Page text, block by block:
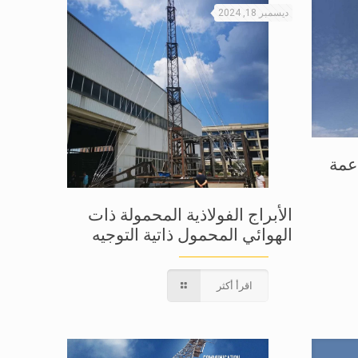
ديسمبر 18, 2024
الأبراج الفولاذية المحمولة ذات
الهوائي المحمول ذاتية التوجيه
اقرأ أكثر